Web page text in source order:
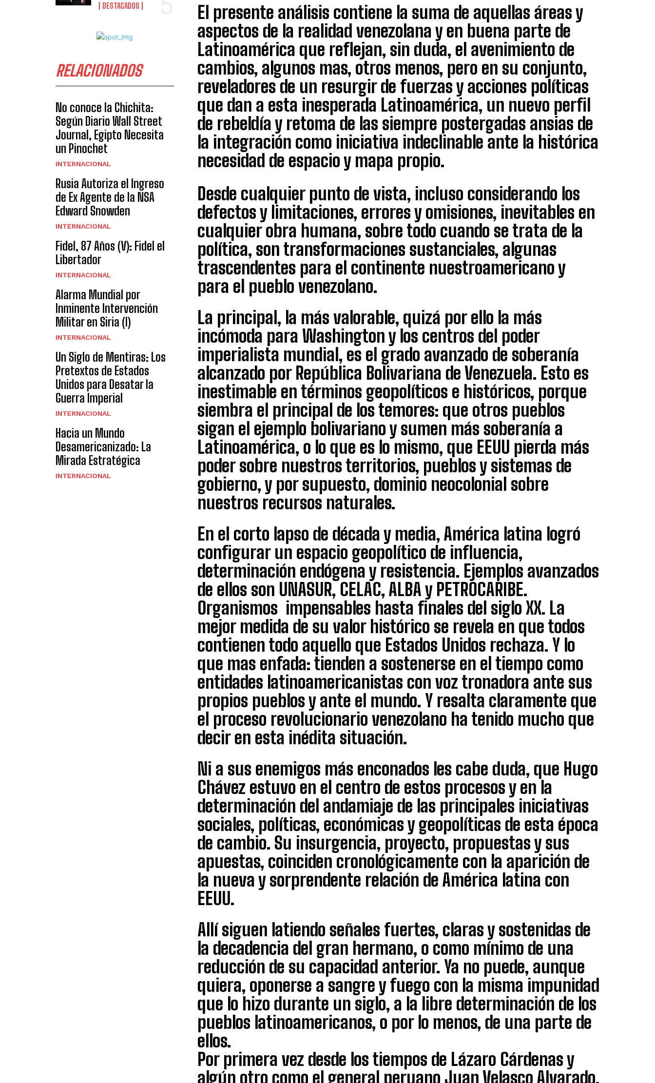
DESTACADOS
RELACIONADOS
No conoce la Chichita:
Según Diario Wall Street
Journal, Egipto Necesita
un Pinochet
INTERNACIONAL
Rusia Autoriza el Ingreso
de Ex Agente de la NSA
Edward Snowden
INTERNACIONAL
Fidel, 87 Años (V): Fidel el
Libertador
INTERNACIONAL
Alarma Mundial por
Inminente Intervención
Militar en Siria (I)
INTERNACIONAL
Un Siglo de Mentiras: Los
Pretextos de Estados
Unidos para Desatar la
Guerra Imperial
INTERNACIONAL
Hacia un Mundo
Desamericanizado: La
Mirada Estratégica
INTERNACIONAL
El presente análisis contiene la suma de aquellas áreas y
aspectos de la realidad venezolana y en buena parte de
Latinoamérica que reflejan, sin duda, el avenimiento de
cambios, algunos mas, otros menos, pero en su conjunto,
reveladores de un resurgir de fuerzas y acciones políticas
que dan a esta inesperada Latinoamérica, un nuevo perfil
de rebeldía y retoma de las siempre postergadas ansias de
la integración como iniciativa indeclinable ante la histórica
necesidad de espacio y mapa propio.
Desde cualquier punto de vista, incluso considerando los
defectos y limitaciones, errores y omisiones, inevitables en
cualquier obra humana, sobre todo cuando se trata de la
política, son transformaciones sustanciales, algunas
trascendentes para el continente nuestroamericano y
para el pueblo venezolano.
La principal, la más valorable, quizá por ello la más
incómoda para Washington y los centros del poder
imperialista mundial, es el grado avanzado de soberanía
alcanzado por República Bolivariana de Venezuela. Esto es
inestimable en términos geopolíticos e históricos, porque
siembra el principal de los temores: que otros pueblos
sigan el ejemplo bolivariano y sumen más soberanía a
Latinoamérica, o lo que es lo mismo, que EEUU pierda más
poder sobre nuestros territorios, pueblos y sistemas de
gobierno, y por supuesto, dominio neocolonial sobre
nuestros recursos naturales.
En el corto lapso de década y media, América latina logró
configurar un espacio geopolítico de influencia,
determinación endógena y resistencia. Ejemplos avanzados
de ellos son UNASUR, CELAC, ALBA y PETROCARIBE.
Organismos impensables hasta finales del siglo XX. La
mejor medida de su valor histórico se revela en que todos
contienen todo aquello que Estados Unidos rechaza. Y lo
que mas enfada: tienden a sostenerse en el tiempo como
entidades latinoamericanistas con voz tronadora ante sus
propios pueblos y ante el mundo. Y resalta claramente que
el proceso revolucionario venezolano ha tenido mucho que
decir en esta inédita situación.
Ni a sus enemigos más enconados les cabe duda, que Hugo
Chávez estuvo en el centro de estos procesos y en la
determinación del andamiaje de las principales iniciativas
sociales, políticas, económicas y geopolíticas de esta época
de cambio. Su insurgencia, proyecto, propuestas y sus
apuestas, coinciden cronológicamente con la aparición de
la nueva y sorprendente relación de América latina con
EEUU.
Allí siguen latiendo señales fuertes, claras y sostenidas de
la decadencia del gran hermano, o como mínimo de una
reducción de su capacidad anterior. Ya no puede, aunque
quiera, oponerse a sangre y fuego con la misma impunidad
que lo hizo durante un siglo, a la libre determinación de los
pueblos latinoamericanos, o por lo menos, de una parte de
ellos.
Por primera vez desde los tiempos de Lázaro Cárdenas y
algún otro como el general peruano Juan Velasco Alvarado,